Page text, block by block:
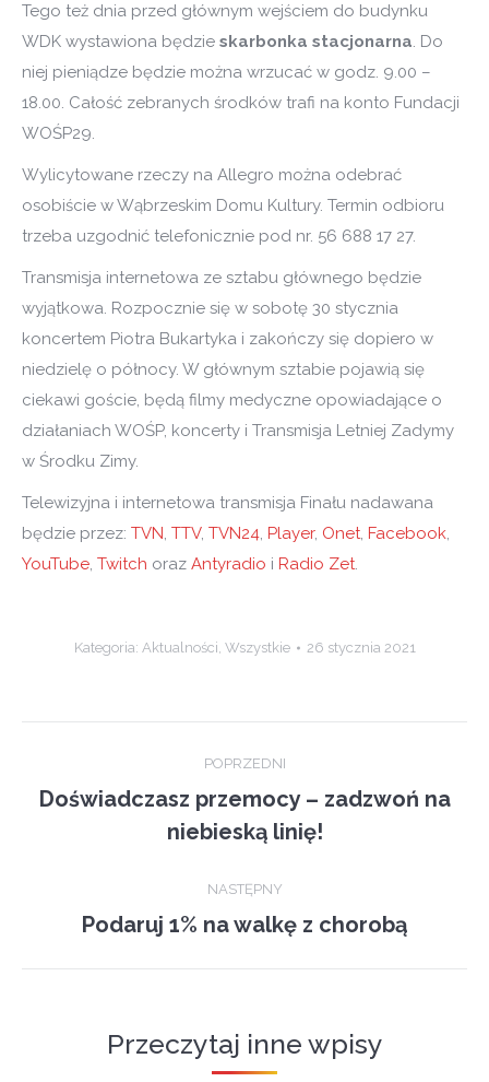
Tego też dnia przed głównym wejściem do budynku
WDK wystawiona będzie skarbonka stacjonarna. Do
niej pieniądze będzie można wrzucać w godz. 9.00 –
18.00. Całość zebranych środków trafi na konto Fundacji
WOŚP29.
Wylicytowane rzeczy na Allegro można odebrać
osobiście w Wąbrzeskim Domu Kultury. Termin odbioru
trzeba uzgodnić telefonicznie pod nr. 56 688 17 27.
Transmisja internetowa ze sztabu głównego będzie
wyjątkowa. Rozpocznie się w sobotę 30 stycznia
koncertem Piotra Bukartyka i zakończy się dopiero w
niedzielę o północy. W głównym sztabie pojawią się
ciekawi goście, będą filmy medyczne opowiadające o
działaniach WOŚP, koncerty i Transmisja Letniej Zadymy
w Środku Zimy.
Telewizyjna i internetowa transmisja Finału nadawana
będzie przez: TVN, TTV, TVN24, Player, Onet, Facebook,
YouTube, Twitch oraz Antyradio i Radio Zet.
Kategoria: Aktualności, Wszystkie 26 stycznia 2021
navigation
POPRZEDNI
Previous
post:
Doświadczasz przemocy – zadzwoń na
niebieską linię!
NASTĘPNY
Next
Podaruj 1% na walkę z chorobą
Przeczytaj inne wpisy